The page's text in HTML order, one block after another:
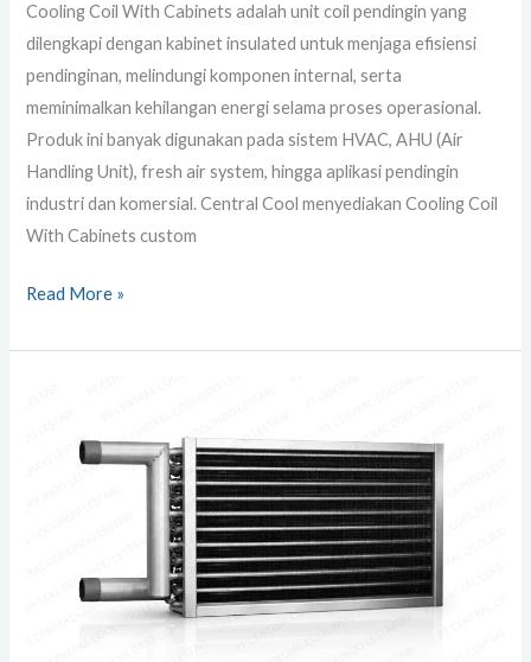
Cooling Coil With Cabinets adalah unit coil pendingin yang
dilengkapi dengan kabinet insulated untuk menjaga efisiensi
pendinginan, melindungi komponen internal, serta
meminimalkan kehilangan energi selama proses operasional.
Produk ini banyak digunakan pada sistem HVAC, AHU (Air
Handling Unit), fresh air system, hingga aplikasi pendingin
industri dan komersial. Central Cool menyediakan Cooling Coil
With Cabinets custom
Read More »